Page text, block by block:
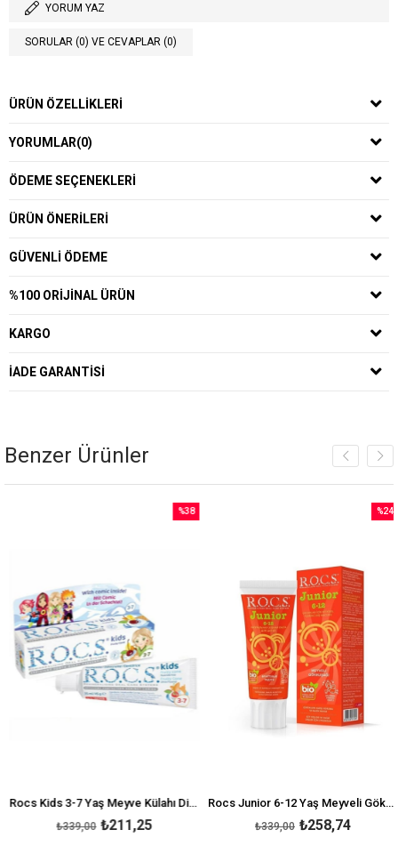
YORUM YAZ
SORULAR (0) VE CEVAPLAR (0)
ÜRÜN ÖZELLIKLERI
YORUMLAR(0)
ÖDEME SEÇENEKLERI
ÜRÜN ÖNERILERI
GÜVENLI ÖDEME
%100 ORIJINAL ÜRÜN
KARGO
İADE GARANTISI
Benzer Ürünler
Rocs Kids 3-7 Yaş Meyve Külahı Diş Macunu 35 ml
₺211,25
₺339,00
%38
Rocs Junior 6-12 Yaş Meyveli Gökkuşağı Diş Macunu 60 ml
₺258,74
₺339,00
%24